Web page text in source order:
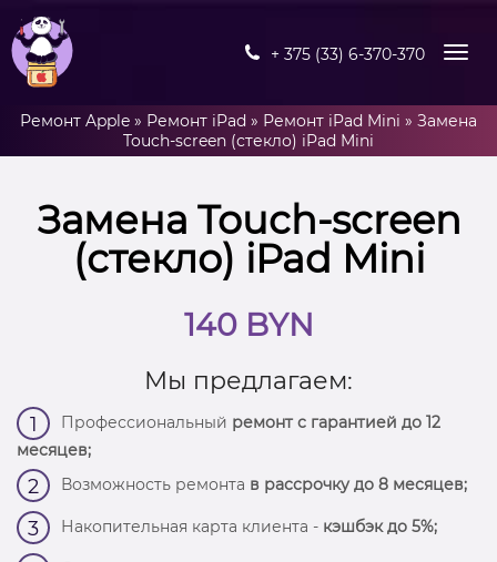
+ 375 (33) 6-370-370
Ремонт Apple » Ремонт iPad » Ремонт iPad Mini » Замена
Touch-screen (стекло) iPad Mini
Замена Touch-screen
(стекло) iPad Mini
140 BYN
Мы предлагаем:
1 Профессиональный ремонт с гарантией до 12
месяцев;
2 Возможность ремонта в рассрочку до 8 месяцев;
3 Накопительная карта клиента - кэшбэк до 5%;